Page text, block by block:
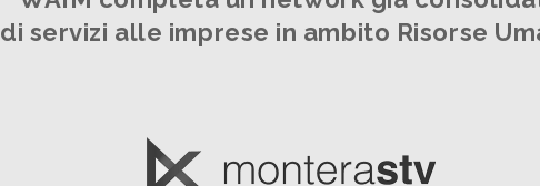
di servizi alle imprese in ambito Risorse